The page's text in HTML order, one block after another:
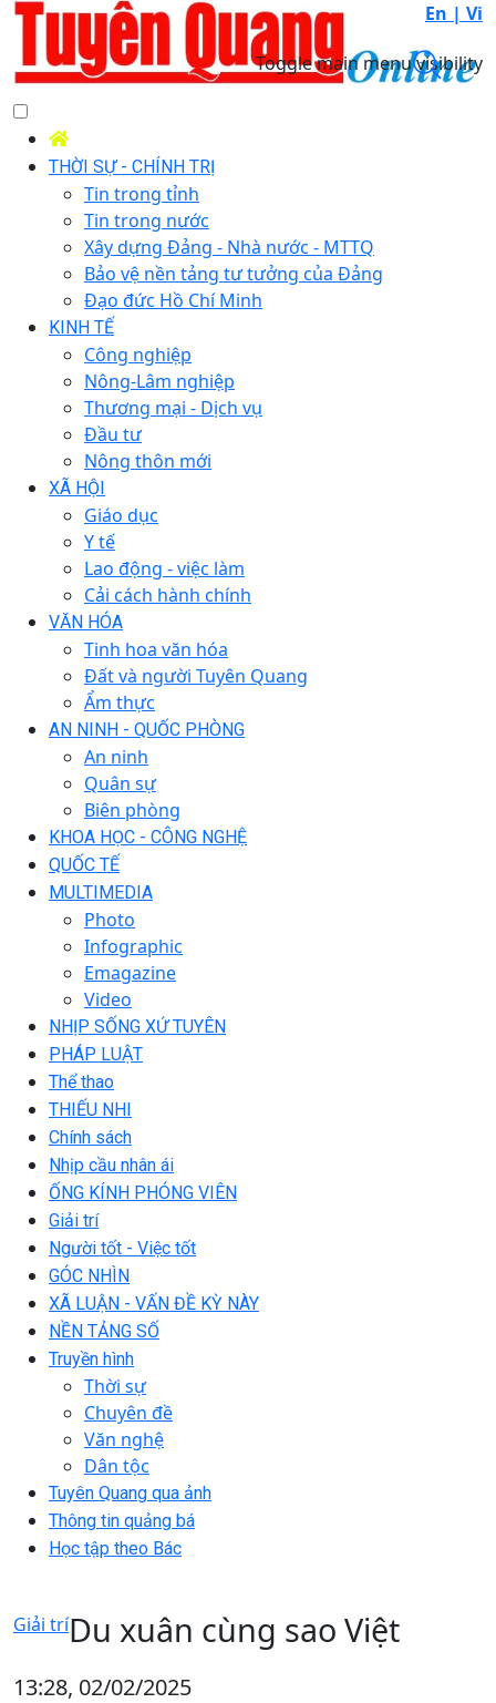
En | Vi
Toggle main menu visibility
THỜI SỰ - CHÍNH TRỊ
Tin trong tỉnh
Tin trong nước
Xây dựng Đảng - Nhà nước - MTTQ
Bảo vệ nền tảng tư tưởng của Đảng
Đạo đức Hồ Chí Minh
KINH TẾ
Công nghiệp
Nông-Lâm nghiệp
Thương mại - Dịch vụ
Đầu tư
Nông thôn mới
XÃ HỘI
Giáo dục
Y tế
Lao động - việc làm
Cải cách hành chính
VĂN HÓA
Tinh hoa văn hóa
Đất và người Tuyên Quang
Ẩm thực
AN NINH - QUỐC PHÒNG
An ninh
Quân sự
Biên phòng
KHOA HỌC - CÔNG NGHỆ
QUỐC TẾ
MULTIMEDIA
Photo
Infographic
Emagazine
Video
NHỊP SỐNG XỨ TUYÊN
PHÁP LUẬT
Thể thao
THIẾU NHI
Chính sách
Nhịp cầu nhân ái
ỐNG KÍNH PHÓNG VIÊN
Giải trí
Người tốt - Việc tốt
GÓC NHÌN
XÃ LUẬN - VẤN ĐỀ KỲ NÀY
NỀN TẢNG SỐ
Truyền hình
Thời sự
Chuyên đề
Văn nghệ
Dân tộc
Tuyên Quang qua ảnh
Thông tin quảng bá
Học tập theo Bác
Giải tríDu xuân cùng sao Việt
13:28, 02/02/2025